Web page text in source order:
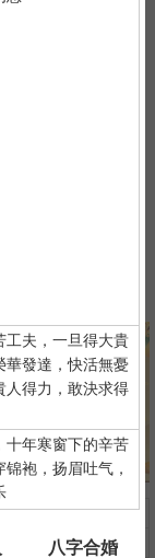
工夫，一旦得大貴
華發達，快活無憂
人得力，敢決求得
十年寒窗下的辛苦
袍，扬眉吐气，
八字合婚
最准确；房事后
第一桶金
命中债主